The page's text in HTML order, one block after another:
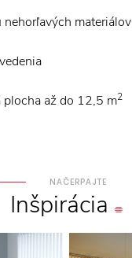
nehorľavých materiálov
plocha až do 12,5 m2
NAČERPAJTE
Inšpirácia